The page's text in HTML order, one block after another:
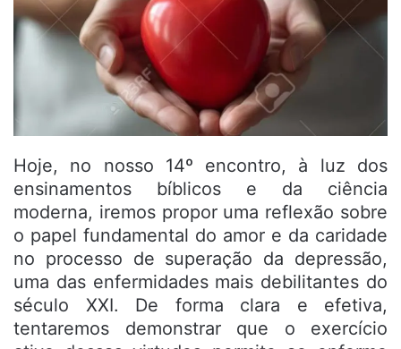
Hoje, no nosso 14º encontro, à luz dos
ensinamentos bíblicos e da ciência
moderna, iremos propor uma reflexão sobre
o papel fundamental do amor e da caridade
no processo de superação da depressão,
uma das enfermidades mais debilitantes do
século XXI. De forma clara e efetiva,
tentaremos demonstrar que o exercício